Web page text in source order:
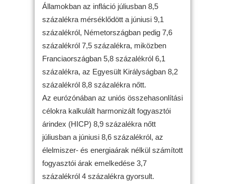
Államokban az infláció júliusban 8,5
százalékra mérséklődött a júniusi 9,1
százalékról, Németországban pedig 7,6
százalékról 7,5 százalékra, miközben
Franciaországban 5,8 százalékról 6,1
százalékra, az Egyesült Királyságban 8,2
százalékról 8,8 százalékra nőtt.
Az eurózónában az uniós összehasonlítási
célokra kalkulált harmonizált fogyasztói
árindex (HICP) 8,9 százalékra nőtt
júliusban a júniusi 8,6 százalékról, az
élelmiszer- és energiaárak nélkül számított
fogyasztói árak emelkedése 3,7
százalékról 4 százalékra gyorsult.